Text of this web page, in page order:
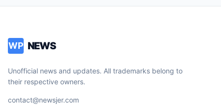
WP NEWS
Unofficial news and updates. All trademarks belong to
their respective owners.
contact@newsjer.com